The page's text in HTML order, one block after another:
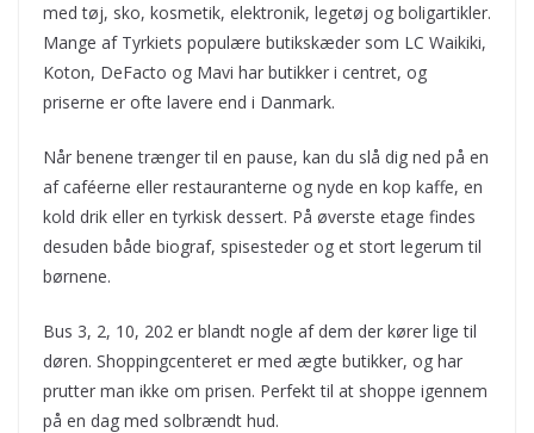
med tøj, sko, kosmetik, elektronik, legetøj og boligartikler.
Mange af Tyrkiets populære butikskæder som LC Waikiki,
Koton, DeFacto og Mavi har butikker i centret, og
priserne er ofte lavere end i Danmark.
Når benene trænger til en pause, kan du slå dig ned på en
af caféerne eller restauranterne og nyde en kop kaffe, en
kold drik eller en tyrkisk dessert. På øverste etage findes
desuden både biograf, spisesteder og et stort legerum til
børnene.
Bus 3, 2, 10, 202 er blandt nogle af dem der kører lige til
døren. Shoppingcenteret er med ægte butikker, og har
prutter man ikke om prisen. Perfekt til at shoppe igennem
på en dag med solbrændt hud.